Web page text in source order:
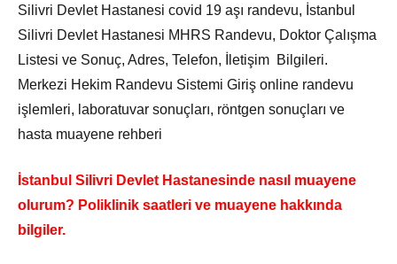
Silivri Devlet Hastanesi covid 19 aşı randevu, İstanbul
Silivri Devlet Hastanesi MHRS Randevu, Doktor Çalışma
Listesi ve Sonuç, Adres, Telefon, İletişim Bilgileri.
Merkezi Hekim Randevu Sistemi Giriş online randevu
işlemleri, laboratuvar sonuçları, röntgen sonuçları ve
hasta muayene rehberi
İstanbul Silivri Devlet Hastanesinde nasıl muayene
olurum? Poliklinik saatleri ve muayene hakkında
bilgiler.